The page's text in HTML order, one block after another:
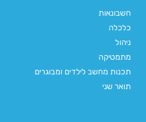
חשבונאות
כלכלה
ניהול
מתמטיקה
תכנות מחשב לילדים ומבוגרים
תואר שני